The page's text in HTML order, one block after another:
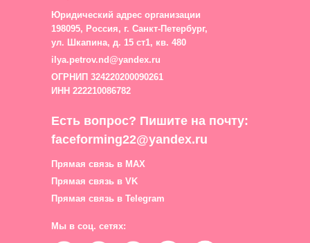
Мы в соц. сетях:
ilya.petrov.nd@yandex.ru
ОГРНИП 324220200090261
ИНН 222210086782
Прямая связь в MAX
Прямая связь в VK
Прямая связь в Telegram
Есть вопрос? Пишите на почту:
faceforming22@yandex.ru
Юридический адрес организации
198095, Россия, г. Санкт-Петербург,
ул. Шкапина, д. 15 ст1, кв. 480